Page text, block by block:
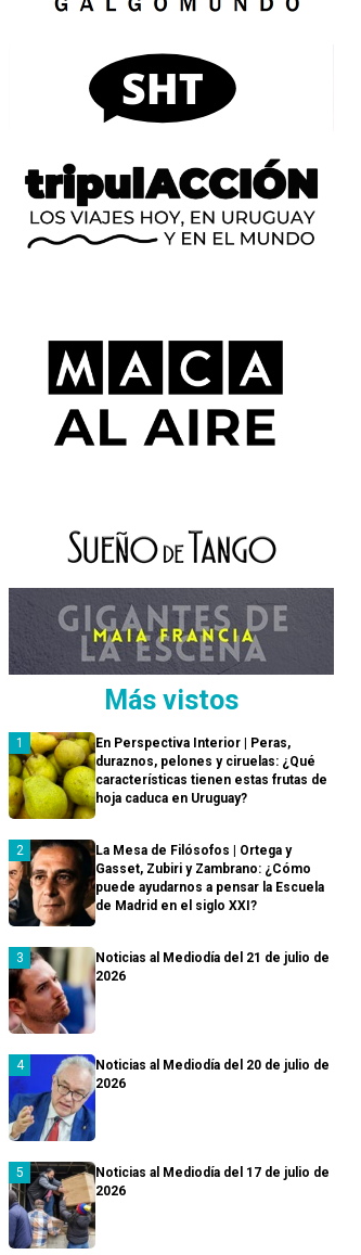
Más vistos
En Perspectiva Interior | Peras,
duraznos, pelones y ciruelas: ¿Qué
características tienen estas frutas de
hoja caduca en Uruguay?
La Mesa de Filósofos | Ortega y
Gasset, Zubiri y Zambrano: ¿Cómo
puede ayudarnos a pensar la Escuela
de Madrid en el siglo XXI?
Noticias al Mediodía del 21 de julio de
2026
Noticias al Mediodía del 20 de julio de
2026
Noticias al Mediodía del 17 de julio de
2026